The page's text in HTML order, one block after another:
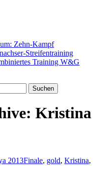
Zehn-Kampf
Streifentraining
Training W&G
Kristina
2013Finale, gold, Kristina,